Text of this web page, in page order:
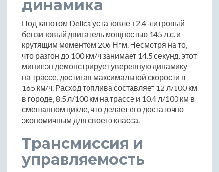
динамика
Под капотом Delica установлен 2.4-литровый
бензиновый двигатель мощностью 145 л.с. и
крутящим моментом 206 Н*м. Несмотря на то,
что разгон до 100 км/ч занимает 14.5 секунд, этот
минивэн демонстрирует уверенную динамику
на трассе, достигая максимальной скорости в
165 км/ч. Расход топлива составляет 12 л/100 км
в городе, 8.5 л/100 км на трассе и 10.4 л/100 км в
смешанном цикле, что делает его достаточно
экономичным для своего класса.
Трансмиссия и
управляемость